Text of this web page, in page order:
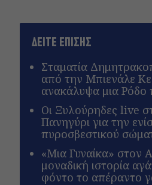
ΔΕΙΤΕ ΕΠΙΣΗΣ
Σταματία
από την Μπιενάλε
ανακάλυψα μια Ρόδο
Οι Ξυλούρηδες live
Πανηγύρι για την
πυροσβεστικού
«Μια Γυναίκα» στον
μοναδική ιστορία
φόντο το απέραντο